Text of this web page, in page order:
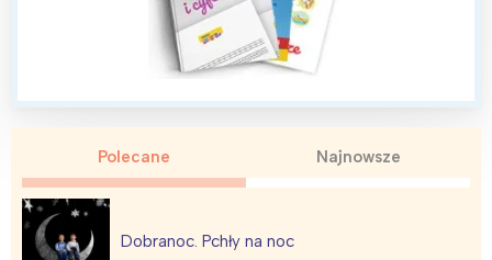
Polecane Najnowsze
Dobranoc. Pchły na noc